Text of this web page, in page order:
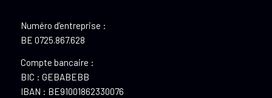
Numéro d’entreprise :
BE 0725.867.628
Compte bancaire :
BIC : GEBABEBB
IBAN : BE91001862330076